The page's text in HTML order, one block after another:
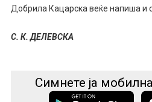
Добрила Кацарска веќе напиша и
С. К. ДЕЛЕВСКА
Симнете ја